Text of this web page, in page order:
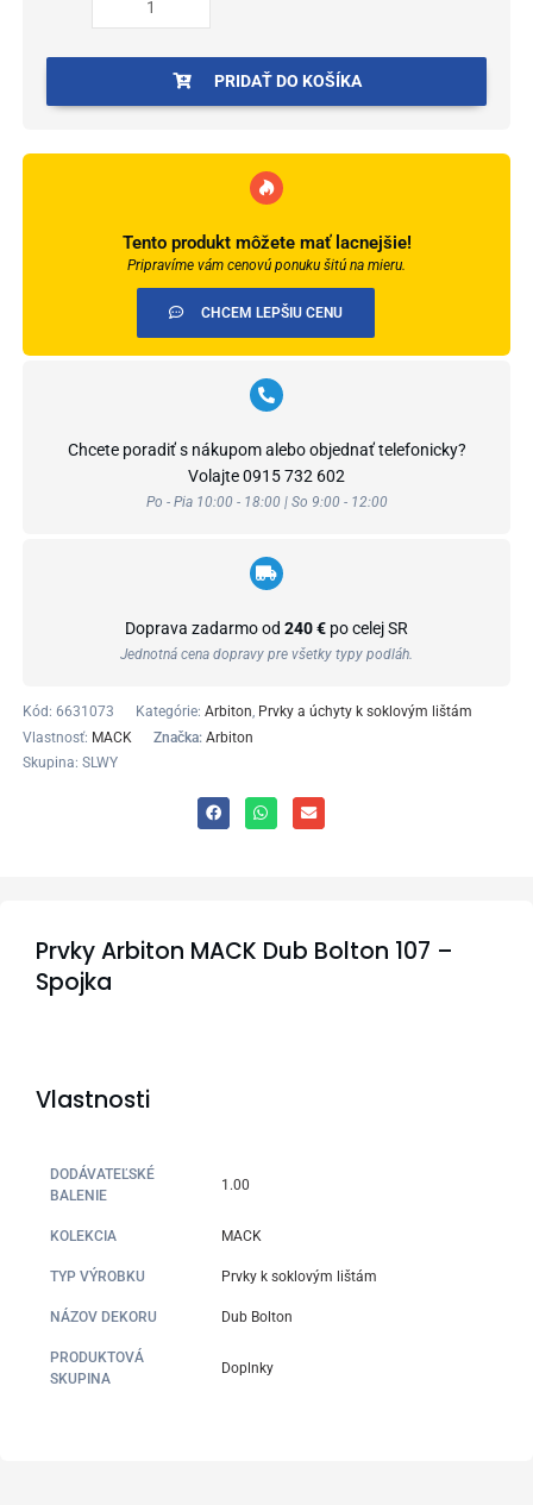
-
PRIDAŤ DO KOŠÍKA
Tento produkt môžete mať lacnejšie!
Pripravíme vám cenovú ponuku šitú na mieru.
CHCEM LEPŠIU CENU
Chcete poradiť s nákupom alebo objednať telefonicky?
Volajte0915 732 602
Po - Pia 10:00 - 18:00 | So 9:00 - 12:00
Doprava zadarmo od 240 € po celej SR
Jednotná cena dopravy pre všetky typy podláh.
Kód: 6631073 Kategórie: Arbiton Prvky a úchyty k soklovým lištám
Vlastnosť: MACK Značka: Arbiton
Skupina: SLWY
Prvky Arbiton MACK Dub Bolton 107 –
Spojka
Vlastnosti
DODÁVATEĽSKÉ
BALENIE
1.00
KOLEKCIA MACK
TYP VÝROBKU Prvky k soklovým lištám
NÁZOV DEKORU Dub Bolton
PRODUKTOVÁ
SKUPINA
Doplnky